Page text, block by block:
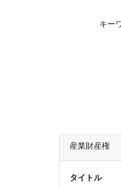
研究業績
キー
産業財産権
タイトル